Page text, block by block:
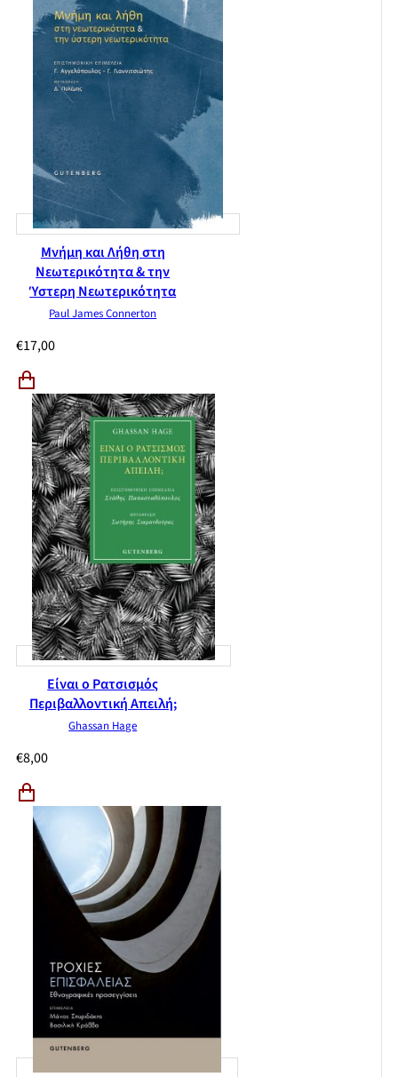
Απόψεις` των εκπαιδευτικών της Α΄βάθμιας εκπαίδευσης
Διαπολιτισμική ετοιμότητα και διαπολιτισμική ικανότητα:
Νέες διαστάσεις στην εκπαίδευση των εκπαιδευτικών
Μνήμη και Λήθη στη
Νεωτερικότητα & την
Ύστερη Νεωτερικότητα
Paul James Connerton
€17,00
Είναι ο Ρατσισμός
Περιβαλλοντική Απειλή;
Ghassan Hage
€8,00